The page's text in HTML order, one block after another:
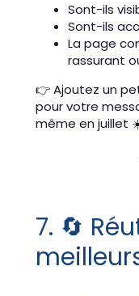
Sont-ils
Sont-ils
La page
rassurant
👉 Ajoutez un
pour votre
même en juillet
7. 🔄